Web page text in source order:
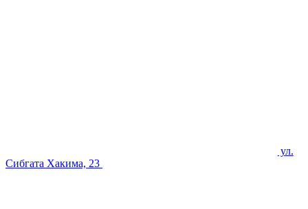
ул.
Сибгата Хакима, 23